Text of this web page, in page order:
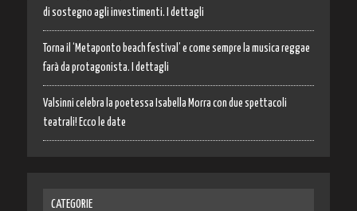
di sostegno agli investimenti. I dettagli
Torna il ‘Metaponto beach festival’ e come sempre la musica reggae
farà da protagonista. I dettagli
Valsinni celebra la poetessa Isabella Morra con due spettacoli
teatrali! Ecco le date
CATEGORIE